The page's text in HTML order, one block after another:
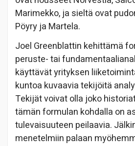
Marimekko, ja sieltä ovat
Pöyry ja Martela.
Joel Greenblattin kehittämä
peruste- tai
käyttävät yrityksen
kuntoa kuvaavia tekijöitä
Tekijät voivat olla joko
tämän formulan kohdalla on
tulevaisuuteen peilaavia.
menetelmiin palaan